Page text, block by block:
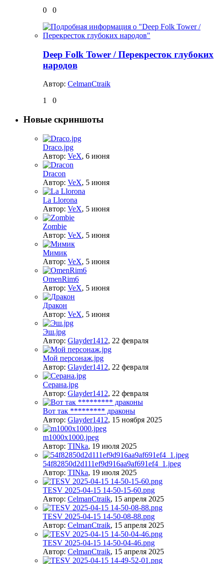
0
0
Deep Folk Tower / Перекресток глубоких
народов
Автор: CelmanCtraik
1
0
Новые скриншоты
Draco.jpg
Автор: VeX, 6 июня
Dracon
Автор: VeX, 5 июня
La Llorona
Автор: VeX, 5 июня
Zombie
Автор: VeX, 5 июня
Мимик
Автор: VeX, 5 июня
OmenRim6
Автор: VeX, 5 июня
Дракон
Автор: VeX, 5 июня
Эш.jpg
Автор: Glayder1412, 22 февраля
Мой персонаж.jpg
Автор: Glayder1412, 22 февраля
Серана.jpg
Автор: Glayder1412, 22 февраля
Вот так ********* драконы
Автор: Glayder1412, 15 ноября 2025
m1000x1000.jpeg
Автор: TINka, 19 июля 2025
54f82850d2d111ef9d916aa9af691ef4_1.jpeg
Автор: TINka, 19 июля 2025
TESV 2025-04-15 14-50-15-60.png
Автор: CelmanCtraik, 15 апреля 2025
TESV 2025-04-15 14-50-08-88.png
Автор: CelmanCtraik, 15 апреля 2025
TESV 2025-04-15 14-50-04-46.png
Автор: CelmanCtraik, 15 апреля 2025